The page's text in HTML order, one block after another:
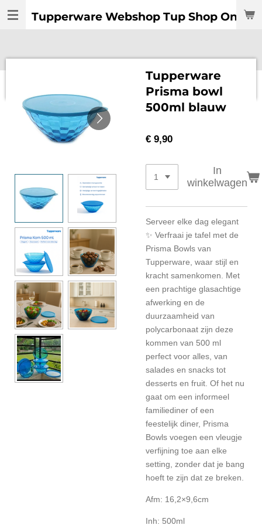
Ga
Tupperware Webshop Tup Shop
Tupperware
Prisma bowl
500ml blauw
€ 9,90
In
winkelwagen
Serveer elke dag elegant
✨ Verfraai je tafel met de
Prisma Bowls van
Tupperware, waar stijl en
kracht samenkomen. Met
een prachtige glasachtige
afwerking en de
duurzaamheid van
polycarbonaat zijn deze
kommen van 500 ml
perfect voor alles, van
salades en snacks tot
desserts en fruit. Of het nu
gaat om een ​​informeel
familiediner of een
feestelijk diner, Prisma
Bowls voegen een vleugje
verfijning toe aan elke
setting, zonder dat je bang
hoeft te zijn dat ze breken.
Afm: 16,2×9,6cm
Inh: 500ml